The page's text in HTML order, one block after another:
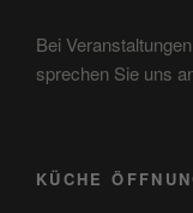
Bei
sprechen Sie uns
KÜCHE